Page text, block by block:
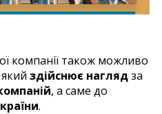
компанії також можливо
здійснює наглядза
, а саме до
.